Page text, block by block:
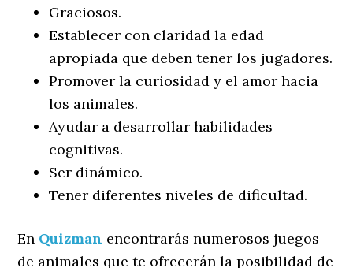
Graciosos.
Establecer con claridad la edad
apropiada que deben tener los jugadores.
Promover la curiosidad y el amor hacia
los animales.
Ayudar a desarrollar habilidades
cognitivas.
Ser dinámico.
Tener diferentes niveles de dificultad.
En Quizman encontrarás numerosos juegos
de animales que te ofrecerán la posibilidad de